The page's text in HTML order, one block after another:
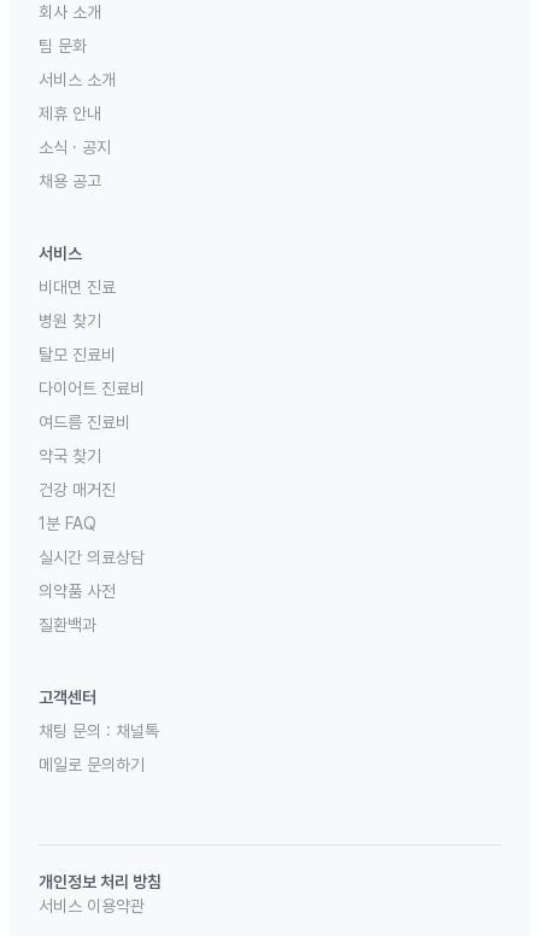
회사 소개
팀 문화
서비스 소개
제휴 안내
소식 · 공지
채용 공고
서비스
비대면 진료
병원 찾기
탈모 진료비
다이어트 진료비
여드름 진료비
약국 찾기
건강 매거진
1분 FAQ
실시간 의료상담
의약품 사전
질환백과
고객센터
채팅 문의 : 채널톡
메일로 문의하기
개인정보 처리 방침
서비스 이용약관